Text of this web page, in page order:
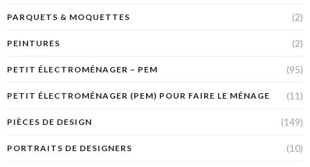
PARQUETS & MOQUETTES (2)
PEINTURES (2)
PETIT ÉLECTROMÉNAGER – PEM (95)
PETIT ÉLECTROMÉNAGER (PEM) POUR FAIRE LE MÉNAGE (11)
PIÈCES DE DESIGN (149)
PORTRAITS DE DESIGNERS (10)